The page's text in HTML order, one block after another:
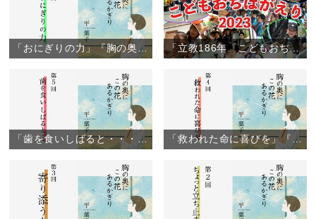
「おにぎりの力」『胸の奥にこの花あるかぎり』（6） 「立教186年『こどもおぢばがえり』閉幕」（2023年8月6日）
「歯を食いしばると・・・」『胸の奥にこの花あるかぎり』（5） 「救われた命に喜びを」『胸の奥にこの花あるかぎり』（4）